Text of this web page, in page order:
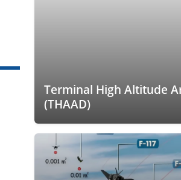
Terminal High Altitude
(THAAD)